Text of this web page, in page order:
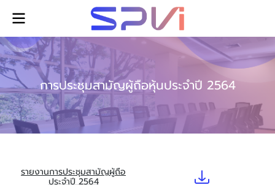
การประชุมสามัญผู้ถือหุ้นประจำปี 2564
รายงานการประชุมสามัญผู้ถือ
ประจำปี 2564